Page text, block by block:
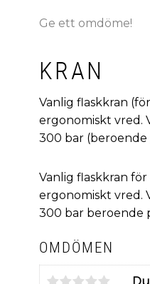
Ge ett omdöme!
KRAN
Vanlig flaskkran
ergonomiskt vred.
300 bar (beroende
Vanlig flaskkran
ergonomiskt vred.
300 bar beroende
OMDÖMEN